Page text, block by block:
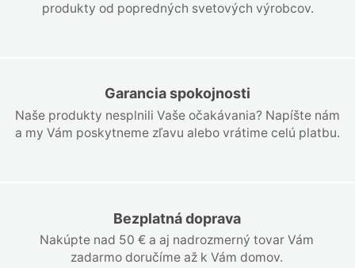
produkty od popredných svetových výrobcov.
Garancia spokojnosti
Naše produkty nesplnili Vaše očakávania? Napíšte nám
a my Vám poskytneme zľavu alebo vrátime celú platbu.
Bezplatná doprava
Nakúpte nad 50 € a aj nadrozmerný tovar Vám
zadarmo doručíme až k Vám domov.